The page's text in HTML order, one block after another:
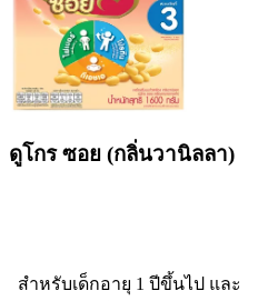
ดูโกร ซอย (กลิ่นวานิลลา)
สำหรับเด็กอายุ 1 ปีขึ้นไป และ